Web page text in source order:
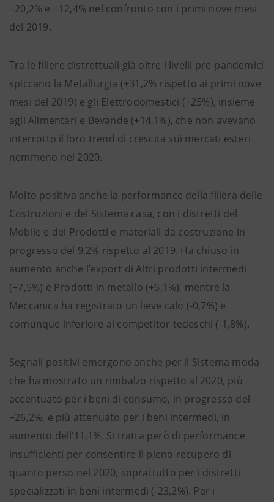
+20,2% e +12,4% nel confronto con i primi nove mesi
del 2019.
Tra le filiere distrettuali già oltre i livelli pre-pandemici
spiccano la Metallurgia (+31,2% rispetto ai primi nove
mesi del 2019) e gli Elettrodomestici (+25%), insieme
agli Alimentari e Bevande (+14,1%), che non avevano
interrotto il loro trend di crescita sui mercati esteri
nemmeno nel 2020.
Molto positiva anche la performance della filiera delle
Costruzioni e del Sistema casa, con i distretti del
Mobile e dei Prodotti e materiali da costruzione in
progresso del 9,2% rispetto al 2019. Ha chiuso in
aumento anche l’export di Altri prodotti intermedi
(+7,5%) e Prodotti in metallo (+5,1%), mentre la
Meccanica ha registrato un lieve calo (-0,7%) e
comunque inferiore ai competitor tedeschi (-1,8%).
Segnali positivi emergono anche per il Sistema moda
che ha mostrato un rimbalzo rispetto al 2020, più
accentuato per i beni di consumo, in progresso del
+26,2%, e più attenuato per i beni intermedi, in
aumento dell’11,1%. Si tratta però di performance
insufficienti per consentire il pieno recupero di
quanto perso nel 2020, soprattutto per i distretti
specializzati in beni intermedi (-23,2%). Per i